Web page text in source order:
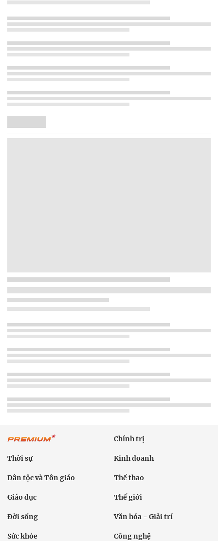
Chính trị
Thời sự Kinh doanh
Dân tộc và Tôn giáo Thể thao
Giáo dục Thế giới
Đời sống Văn hóa - Giải trí
Sức khỏe Công nghệ